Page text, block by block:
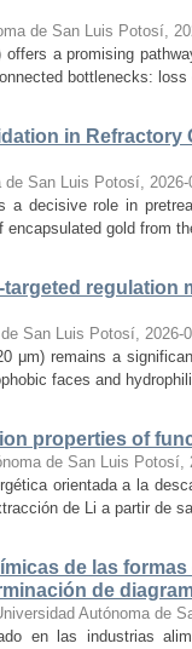
de San Luis Potosí,
a promising
bottlenecks:
in Refractory
de San Luis Potosí, 2026-
a decisive role in
gold from
regulation
de San Luis Potosí, 2026-
μm) remains a
faces and
properties of
de San Luis Potosí,
orientada a la
de Li a partir de
de las
de
Autónoma de
en las industrias